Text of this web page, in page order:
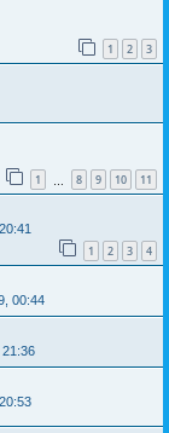
1 2 3
1 8 9 10 11
1 2 3 4
00:44